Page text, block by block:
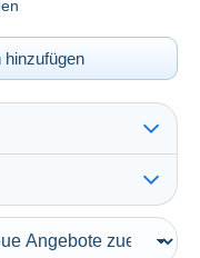
hinzufügen